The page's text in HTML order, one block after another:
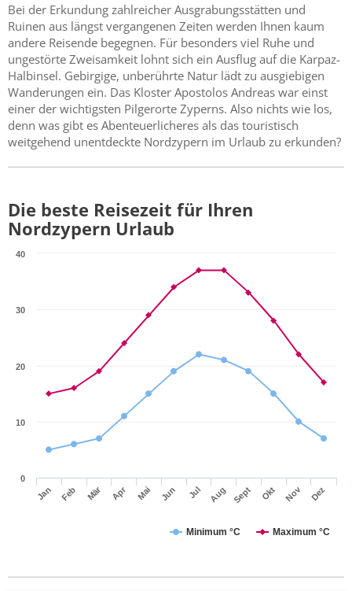
Bei der Erkundung zahlreicher Ausgrabungsstätten und
Ruinen aus längst vergangenen Zeiten werden Ihnen kaum
andere Reisende begegnen. Für besonders viel Ruhe und
ungestörte Zweisamkeit lohnt sich ein Ausflug auf die Karpaz-
Halbinsel. Gebirgige, unberührte Natur lädt zu ausgiebigen
Wanderungen ein. Das Kloster Apostolos Andreas war einst
einer der wichtigsten Pilgerorte Zyperns. Also nichts wie los,
denn was gibt es Abenteuerlicheres als das touristisch
weitgehend unentdeckte Nordzypern im Urlaub zu erkunden?
Die beste Reisezeit für Ihren
Nordzypern Urlaub
Minimum °C Maximum °C
Jan Feb Mär Apr Mai Jun Jul Aug Sept Okt Nov Dez
0
10
20
30
40